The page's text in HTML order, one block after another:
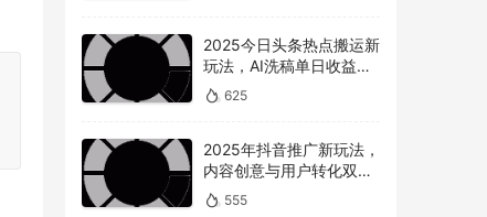
2025今日头条热点搬运新
玩法，AI洗稿单日收益
300+技巧
625
2025年抖音推广新玩法，
内容创意与用户转化双提
升
555